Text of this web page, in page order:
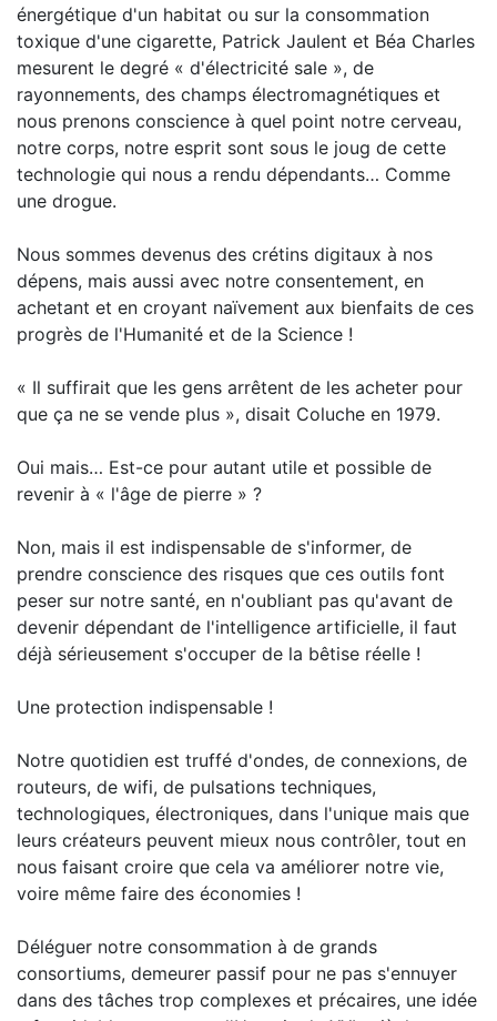
énergétique d'un habitat ou sur la consommation
toxique d'une cigarette, Patrick Jaulent et Béa Charles
mesurent le degré « d'électricité sale », de
rayonnements, des champs électromagnétiques et
nous prenons conscience à quel point notre cerveau,
notre corps, notre esprit sont sous le joug de cette
technologie qui nous a rendu dépendants… Comme
une drogue.
Nous sommes devenus des crétins digitaux à nos
dépens, mais aussi avec notre consentement, en
achetant et en croyant naïvement aux bienfaits de ces
progrès de l'Humanité et de la Science !
« Il suffirait que les gens arrêtent de les acheter pour
que ça ne se vende plus », disait Coluche en 1979.
Oui mais… Est-ce pour autant utile et possible de
revenir à « l'âge de pierre » ?
Non, mais il est indispensable de s'informer, de
prendre conscience des risques que ces outils font
peser sur notre santé, en n'oubliant pas qu'avant de
devenir dépendant de l'intelligence artificielle, il faut
déjà sérieusement s'occuper de la bêtise réelle !
Une protection indispensable !
Notre quotidien est truffé d'ondes, de connexions, de
routeurs, de wifi, de pulsations techniques,
technologiques, électroniques, dans l'unique mais que
leurs créateurs peuvent mieux nous contrôler, tout en
nous faisant croire que cela va améliorer notre vie,
voire même faire des économies !
Déléguer notre consommation à de grands
consortiums, demeurer passif pour ne pas s'ennuyer
dans des tâches trop complexes et précaires, une idée